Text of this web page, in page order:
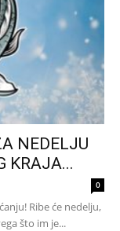
NEDELJU
KRAJA...
0
Ribe će nedelju,
što im je...